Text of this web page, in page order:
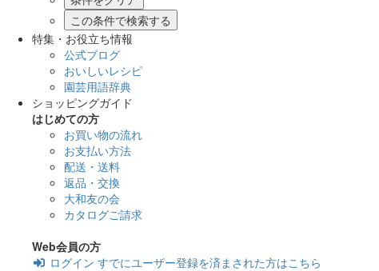
この条件で検索する
特集・お役立ち情報
公式ブログ
おいしいレシピ
園芸用語辞典
ショッピングガイド
はじめての方
お買い物の流れ
お支払い方法
配送・送料
返品・交換
大和友の会
カタログご請求
Web会員の方
ログイン すでにユーザー登録を済まされた方はこちら